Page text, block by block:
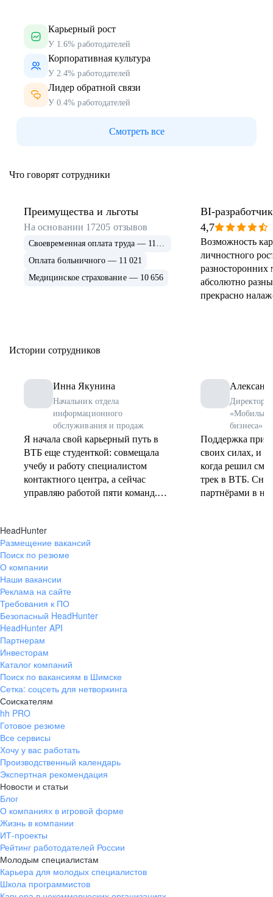
Карьерный рост
У 1.6% работодателей
Корпоративная культура
У 2.4% работодателей
Лидер обратной связи
У 0.4% работодателей
Смотреть все
Что говорят сотрудники
Преимущества и льготы
На основании 17205 отзывов
Оплата больничного — 11 021
Медицинское страхование — 10 656
BI-разработчик
4,7
Возможность
личностного
разносторонних
абсолютно
прекрасно
Истории сотрудников
Инна Якунина
Начальник отдела
информационного
обслуживания и продаж
Я начала свой карьерный путь в
ВТБ еще студенткой: совмещала
учебу и работу специалистом
контактного центра, а сейчас
управляю работой пяти команд.
которые поддерживали меня на
всем пути, команда, с которой по
плечу любые проекты и, конечно,
моя внутренняя опора, мои
ценности. Думаю, последний
пункт является самым главным.
Когда работа соответствует твоим
внутренним ориентирам, тебе
открыты любые возможности.
Директор
бизнеса»
Поддержка
своих силах, и я
когда решил
трек в ВТБ.
партнёрами в
HeadHunter
Размещение вакансий
Поиск по резюме
О компании
Наши вакансии
Реклама на сайте
Требования к ПО
Безопасный HeadHunter
HeadHunter API
Партнерам
Инвесторам
Каталог компаний
Поиск по вакансиям в Шимске
Сетка: соцсеть для нетворкинга
Соискателям
hh PRO
Готовое резюме
Все сервисы
Хочу у вас работать
Производственный календарь
Экспертная рекомендация
Новости и статьи
Блог
О компаниях в игровой форме
Жизнь в компании
ИТ-проекты
Рейтинг работодателей России
Молодым специалистам
Карьера для молодых специалистов
Школа программистов